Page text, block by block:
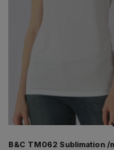
B&C TM062 Sublimation /